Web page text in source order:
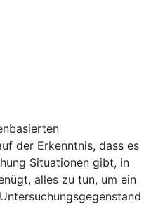
der Erkenntnis, dass es
Situationen gibt, in
alles zu tun, um ein